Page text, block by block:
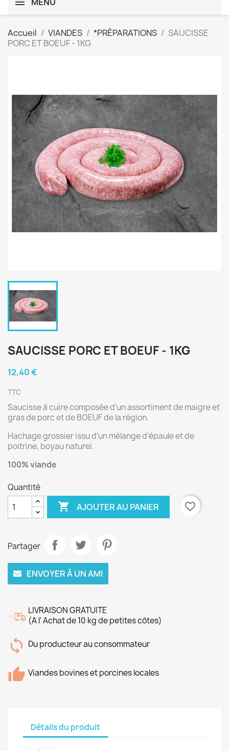
Accueil VIANDES *PRÉPARATIONS
SAUCISSE
PORC ET BOEUF - 1KG
SAUCISSE PORC ET BOEUF - 1KG
12,40 €
TTC
Saucisse à cuire composée d’un assortiment de maigre et
gras de porc et de BOEUF de la région.
Hachage grossier issu d’un mélange d’épaule et de
poitrine, boyau naturel.
100% viande
Quantité
 AJOUTER AU PANIER favorite_border
Partager
ENVOYER À UN AMI
LIVRAISON GRATUITE
(A l' Achat de 10 kg de petites côtes)
Du producteur au consommateur
Viandes bovines et porcines locales
Détails du produit